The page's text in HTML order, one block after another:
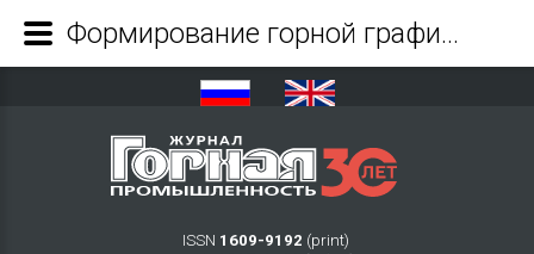
ISSN 1609-9192 (print)
Формирование горной графической документации базовыми инструментами «МАГМА»: от 3D-модели к чертежу - Журнал Горная промышленность